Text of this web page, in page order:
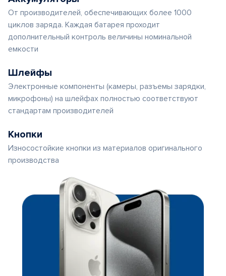
От производителей, обеспечивающих более 1000
циклов заряда. Каждая батарея проходит
дополнительный контроль величины номинальной
емкости
Шлейфы
Электронные компоненты (камеры, разъемы зарядки,
микрофоны) на шлейфах полностью соответствуют
стандартам производителей
Кнопки
Износостойкие кнопки из материалов оригинального
производства